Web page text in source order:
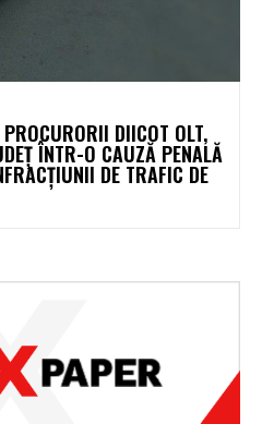
DIICOT OLT,
ÎNTR-O CAUZĂ PENALĂ
DE TRAFIC DE